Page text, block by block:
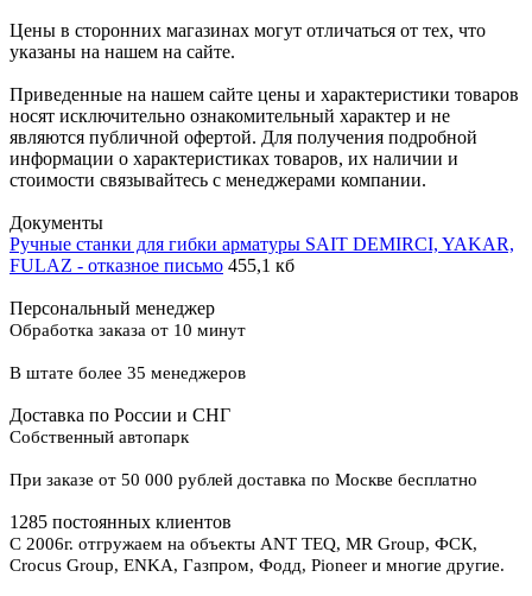
Цены в сторонних магазинах могут отличаться от тех, что
указаны на нашем на сайте.
Приведенные на нашем сайте цены и характеристики товаров
носят исключительно ознакомительный характер и не
являются публичной офертой. Для получения подробной
информации о характеристиках товаров, их наличии и
стоимости связывайтесь с менеджерами компании.
Документы
Ручные станки для гибки арматуры SAIT DEMIRCI, YAKAR,
FULAZ - отказное письмо 455,1 кб
Персональный менеджер
Обработка заказа от 10 минут
В штате более 35 менеджеров
Доставка по России и СНГ
Собственный автопарк
При заказе от 50 000 рублей доставка по Москве бесплатно
1285 постоянных клиентов
С 2006г. отгружаем на объекты ANT TEQ, MR Group, ФСК,
Crocus Group, ENKA, Газпром, Фодд, Pioneer и многие другие.